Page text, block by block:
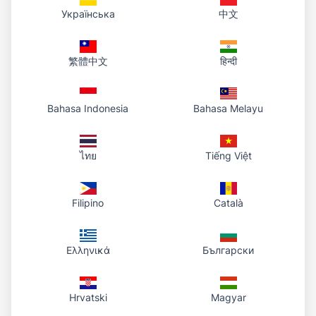
Удалите в панели аккаунта файлы, которые больше не
Українська 中文
繁體中文 हिन्दी
Bahasa Indonesia Bahasa Melayu
ไทย Tiếng Việt
Filipino Català
Ελληνικά Български
Hrvatski Magyar